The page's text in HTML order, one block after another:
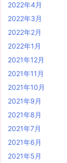
2022年4月
2022年3月
2022年2月
2022年1月
2021年12月
2021年11月
2021年10月
2021年9月
2021年8月
2021年7月
2021年6月
2021年5月